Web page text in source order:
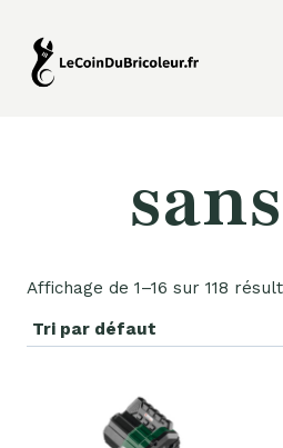
contenu
Affichage de 1–16 sur 118